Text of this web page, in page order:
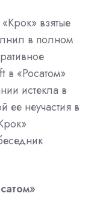
взятые
в полном
в «Росатом»
истекла в
ее неучастия в